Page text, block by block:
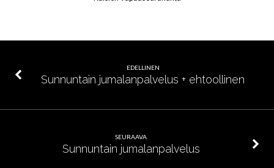
EDELLINEN
Sunnuntain jumalanpalvelus + ehtoollinen
SEURAAVA
Sunnuntain jumalanpalvelus